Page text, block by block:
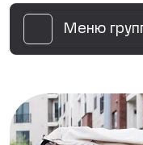
Меню